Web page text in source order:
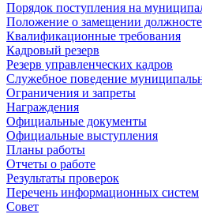
Порядок поступления на
Положение о замещении
Квалификационные требования
Кадровый резерв
Резерв управленческих кадров
Служебное поведение
Ограничения и запреты
Награждения
Официальные документы
Официальные выступления
Планы работы
Отчеты о работе
Результаты проверок
Перечень информационных систем
Совет